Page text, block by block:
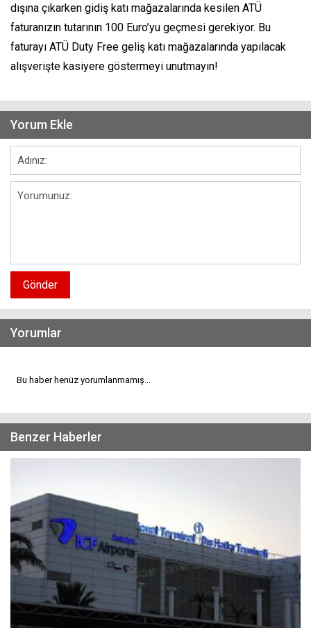
dışına çıkarken gidiş katı mağazalarında kesilen ATÜ
faturanızın tutarının 100 Euro’yu geçmesi gerekiyor. Bu
faturayı ATÜ Duty Free geliş katı mağazalarında yapılacak
alışverişte kasiyere göstermeyi unutmayın!
Yorum Ekle
Gönder
Yorumlar
Bu haber henüz yorumlanmamış...
Benzer Haberler